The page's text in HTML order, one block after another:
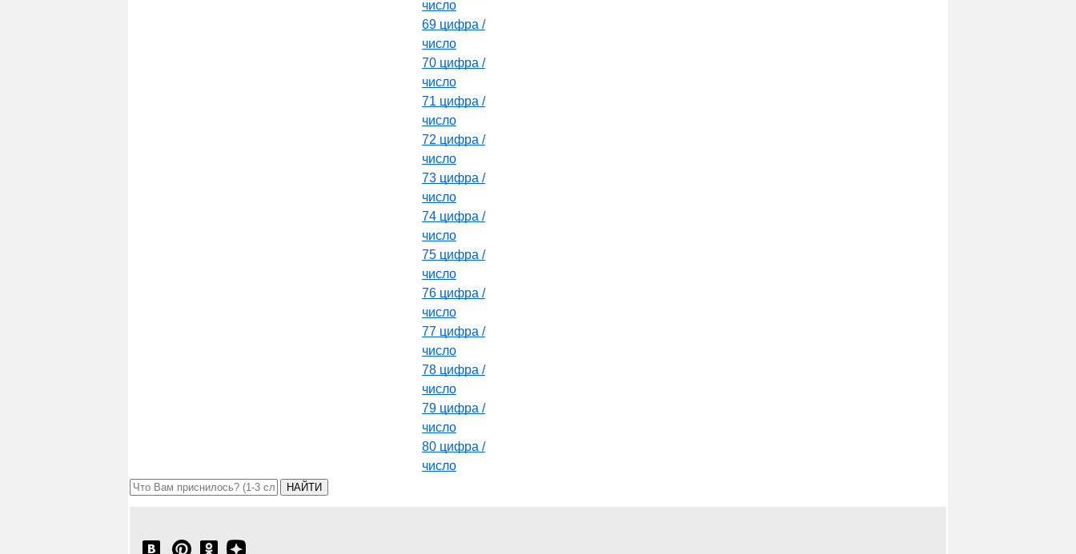
число
69 цифра /
число
70 цифра /
число
71 цифра /
число
72 цифра /
число
73 цифра /
число
74 цифра /
число
75 цифра /
число
76 цифра /
число
77 цифра /
число
78 цифра /
число
79 цифра /
число
80 цифра /
число